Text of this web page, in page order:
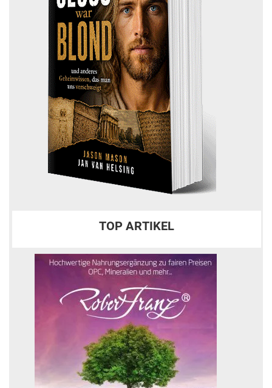
TOP ARTIKEL